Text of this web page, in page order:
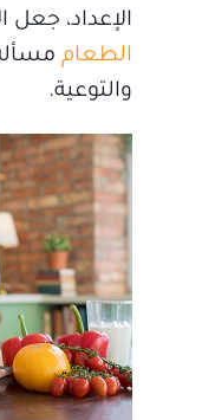
الإعداد، جعل
الطعام
والتوعية.